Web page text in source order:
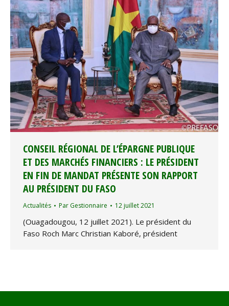
CONSEIL RÉGIONAL DE L’ÉPARGNE PUBLIQUE
ET DES MARCHÉS FINANCIERS : LE PRÉSIDENT
EN FIN DE MANDAT PRÉSENTE SON RAPPORT
AU PRÉSIDENT DU FASO
Actualités Par Gestionnaire 12 juillet 2021
(Ouagadougou, 12 juillet 2021). Le président du
Faso Roch Marc Christian Kaboré, président